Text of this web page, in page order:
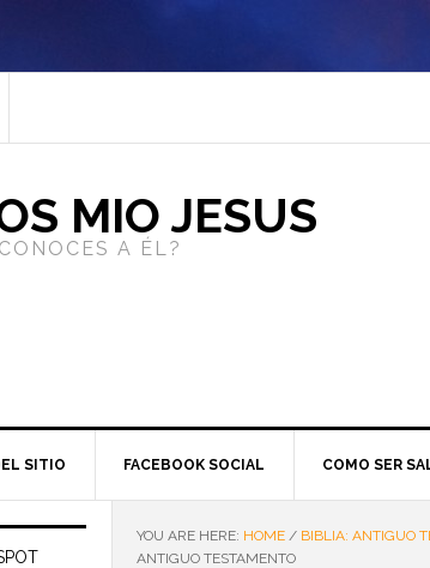
MIO JESUS
A ÉL?
SITIO FACEBOOK SOCIAL COMO SER
YOU ARE HERE: HOME / BIBLIA: ANTIGUO
ANTIGUO TESTAMENTO